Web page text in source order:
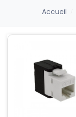
Accueil